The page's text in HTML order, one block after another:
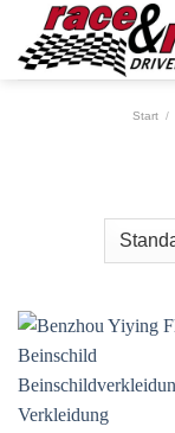
content
Start /